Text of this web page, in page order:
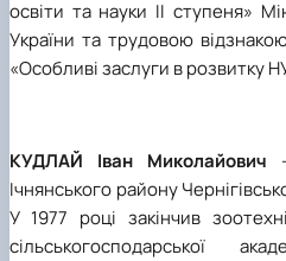
освіти та науки ІІ ступеня»
України та трудовою
«Особливі заслуги в розвитку
КУДЛАЙ Іван Миколайович
Ічнянського району
У 1977 році закінчив
сільськогосподарської